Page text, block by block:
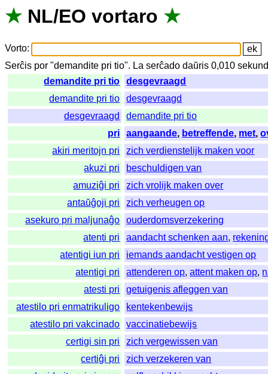
★ NL/EO vortaro ★
Vorto:
Serĉis por "demandite pri tio". La serĉado daŭris 0,010
demandite pri tio
desgevraagd
demandite pri tio
desgevraagd
desgevraagd
demandite pri tio
pri
aangaande, betreffende, met,
akiri meritojn pri
zich verdienstelijk maken voor
akuzi pri
beschuldigen van
amuziĝi pri
zich vrolijk maken over
antaŭĝoji pri
zich verheugen op
asekuro pri maljunaĝo
ouderdomsverzekering
atenti pri
aandacht schenken aan,
atentigi iun pri
iemands aandacht vestigen op
atentigi pri
attenderen op,attent maken op,
atesti pri
getuigenis afleggen van
atestilo pri enmatrikuligo
kentekenbewijs
atestilo pri vakcinado
vaccinatiebewijs
certigi sin pri
zich vergewissen van
certiĝi pri
zich verzekeren van